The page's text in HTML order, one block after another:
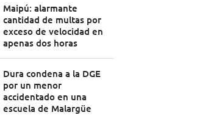
Maipú: alarmante
cantidad de multas por
exceso de velocidad en
apenas dos horas
Dura condena a la DGE
por un menor
accidentado en una
escuela de Malargüe